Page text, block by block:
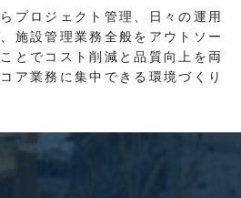
プロジェクト管理、日々の運用
施設管理業務全般をアウトソー
とでコスト削減と品質向上を両
ア業務に集中できる環境づくり